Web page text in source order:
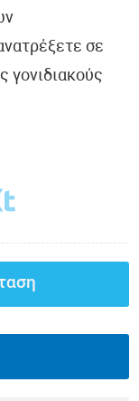
σε
γονιδιακούς